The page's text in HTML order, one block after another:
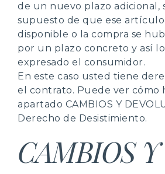
de un nuevo plazo adicional,
supuesto de que ese artículo
disponible o la compra se
por un plazo concreto y así
expresado el consumidor.
En este caso usted tiene
el contrato. Puede ver cómo
apartado CAMBIOS Y
Derecho de Desistimiento.
CAMBIOS Y